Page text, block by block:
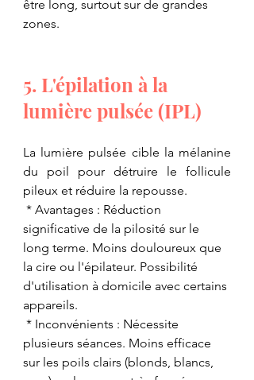
être long, surtout sur de grandes
zones.
5. L'épilation à la
lumière pulsée (IPL)
La lumière pulsée cible la mélanine
du poil pour détruire le follicule
pileux et réduire la repousse.
* Avantages : Réduction
significative de la pilosité sur le
long terme. Moins douloureux que
la cire ou l'épilateur. Possibilité
d'utilisation à domicile avec certains
appareils.
* Inconvénients : Nécessite
plusieurs séances. Moins efficace
sur les poils clairs (blonds, blancs,